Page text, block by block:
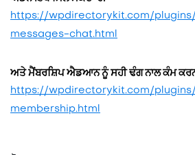
https://wpdirectorykit.com/
messages-chat.html
ਅਤੇ ਮੈਂਬਰਸ਼ਿਪ ਐਡਆਨ ਨੂੰ ਸਹੀ ਢੰਗ ਨਾਲ ਕੰਮ ਕਰਨ
https://wpdirectorykit.com/
membership.html